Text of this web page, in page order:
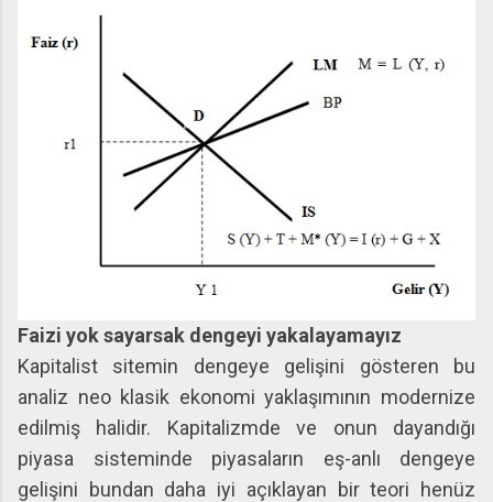
Faizi yok sayarsak dengeyi yakalayamayız
Kapitalist sitemin dengeye gelişini gösteren bu
analiz neo klasik ekonomi yaklaşımının modernize
edilmiş halidir. Kapitalizmde ve onun dayandığı
piyasa sisteminde piyasaların eş-anlı dengeye
gelişini bundan daha iyi açıklayan bir teori henüz